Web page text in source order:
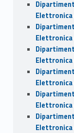
Elettronica
Elettronica
Elettronica
Elettronica
Elettronica
Elettronica